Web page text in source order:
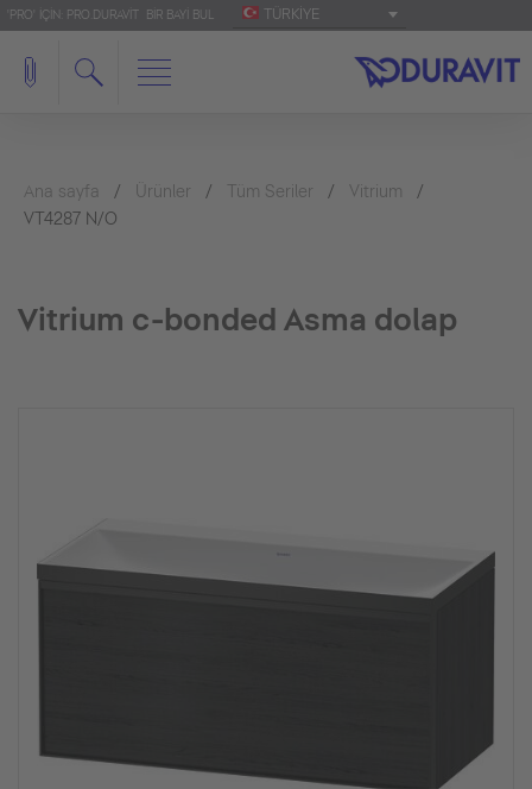
'PRO' IÇIN: PRO.DURAVIT BIR BAYI BUL TÜRKIYE
Ana sayfa Ürünler Tüm Seriler
Vitrium
VT4287 N/O
Vitrium c-bonded Asma dolap